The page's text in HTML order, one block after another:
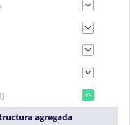
agregada